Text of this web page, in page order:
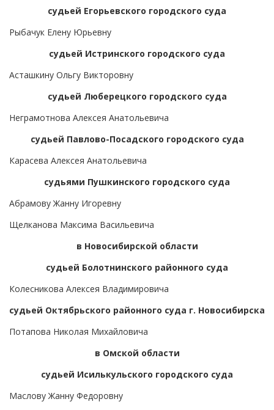
судьей Егорьевского городского суда
Рыбачук Елену Юрьевну
судьей Истринского городского суда
Асташкину Ольгу Викторовну
судьей Люберецкого городского суда
Неграмотнова Алексея Анатольевича
судьей Павлово-Посадского городского суда
Карасева Алексея Анатольевича
судьями Пушкинского городского суда
Абрамову Жанну Игоревну
Щелканова Максима Васильевича
в Новосибирской области
судьей Болотнинского районного суда
Колесникова Алексея Владимировича
судьей Октябрьского районного суда г. Новосибирска
Потапова Николая Михайловича
в Омской области
судьей Исилькульского городского суда
Маслову Жанну Федоровну